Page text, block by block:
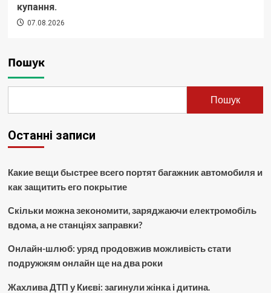
купання.
07.08.2026
Пошук
Пошук
Останні записи
Какие вещи быстрее всего портят багажник автомобиля и
как защитить его покрытие
Скільки можна зекономити, заряджаючи електромобіль
вдома, а не станціях заправки?
Онлайн-шлюб: уряд продовжив можливість стати
подружжям онлайн ще на два роки
Жахлива ДТП у Києві: загинули жінка і дитина.